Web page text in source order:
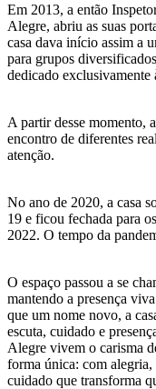
Em 2013, a então
Alegre, abriu as suas
casa dava início assim a
para grupos
dedicado exclusivamente
A partir desse momento,
encontro de diferentes
atenção.
No ano de 2020, a casa
19 e ficou fechada para
2022. O tempo da
O espaço passou a se
mantendo a presença
que um nome novo, a
escuta, cuidado e
Alegre vivem o carisma
forma única: com
cuidado que transforma